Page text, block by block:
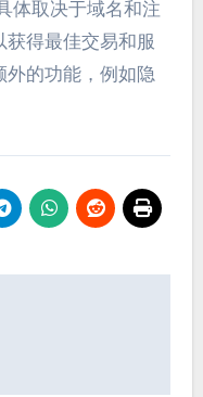
体取决于域名和注
得最佳交易和服
外的功能，例如隐